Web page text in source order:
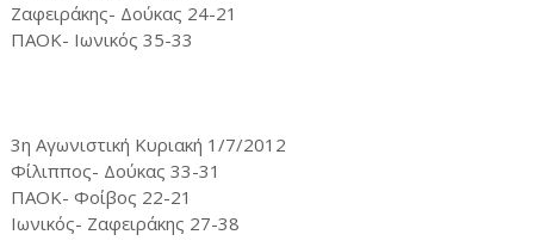
Ζαφειράκης- Δούκας 24-21
ΠΑΟΚ- Ιωνικός 35-33
3η Αγωνιστική Κυριακή 1/7/2012
Φίλιππος- Δούκας 33-31
ΠΑΟΚ- Φοίβος 22-21
Ιωνικός- Ζαφειράκης 27-38